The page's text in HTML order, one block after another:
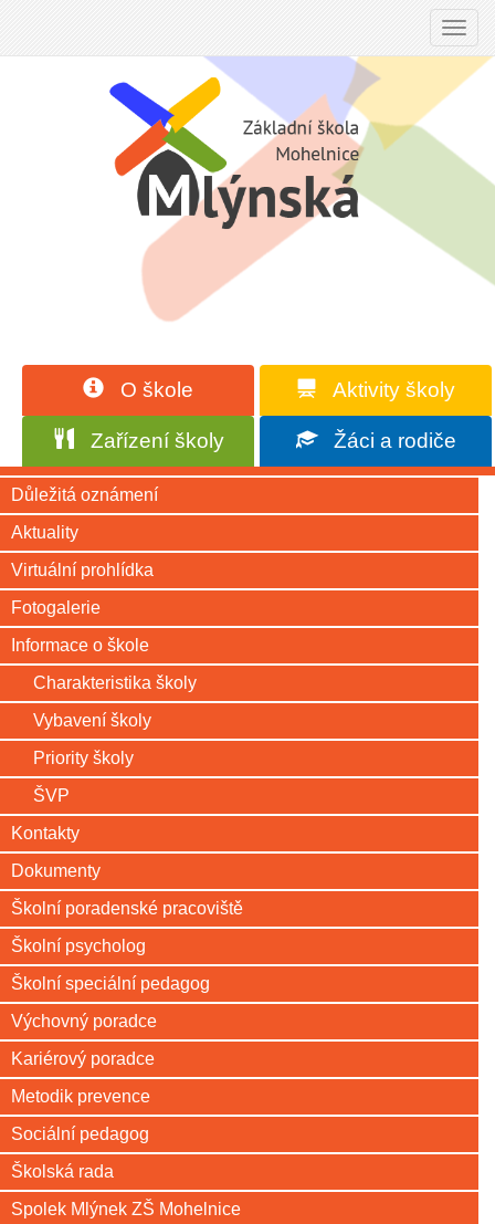
O škole Aktivity školy
Zařízení školy Žáci a rodiče
Důležitá oznámení
Aktuality
Virtuální prohlídka
Fotogalerie
Informace o škole
Charakteristika školy
Vybavení školy
Priority školy
ŠVP
Kontakty
Dokumenty
Školní poradenské pracoviště
Školní psycholog
Školní speciální pedagog
Výchovný poradce
Kariérový poradce
Metodik prevence
Sociální pedagog
Školská rada
Spolek Mlýnek ZŠ Mohelnice